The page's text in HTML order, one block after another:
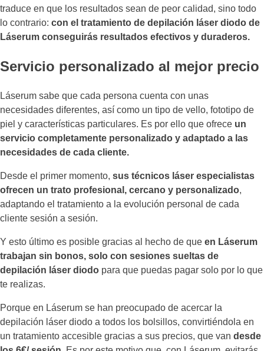
traduce en que los resultados sean de peor calidad, sino todo
lo contrario: con el tratamiento de depilación láser diodo de
Láserum conseguirás resultados efectivos y duraderos.
Servicio personalizado al mejor precio
Láserum sabe que cada persona cuenta con unas
necesidades diferentes, así como un tipo de vello, fototipo de
piel y características particulares. Es por ello que ofrece un
servicio completamente personalizado y adaptado a las
necesidades de cada cliente.
Desde el primer momento, sus técnicos láser especialistas
ofrecen un trato profesional, cercano y personalizado,
adaptando el tratamiento a la evolución personal de cada
cliente sesión a sesión.
Y esto último es posible gracias al hecho de que en Láserum
trabajan sin bonos, solo con sesiones sueltas de
depilación láser diodo para que puedas pagar solo por lo que
te realizas.
Porque en Láserum se han preocupado de acercar la
depilación láser diodo a todos los bolsillos, convirtiéndola en
un tratamiento accesible gracias a sus precios, que van desde